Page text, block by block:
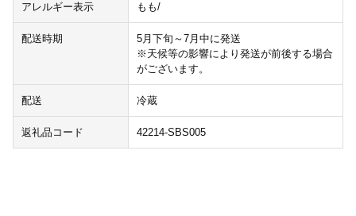
アレルギー表示 もも/
配送時期
5月下旬～7月中に発送
※天候等の影響により発送が前後する場合
がございます。
配送 冷蔵
返礼品コード 42214-SBS005